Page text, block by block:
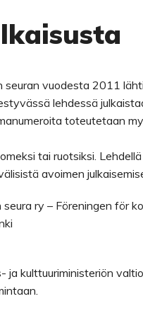
seuran vuodesta 2011
lehdessä
toteutetaan
tai ruotsiksi.
avoimen
seura ry – Föreningen för
ja kulttuuriministeriön